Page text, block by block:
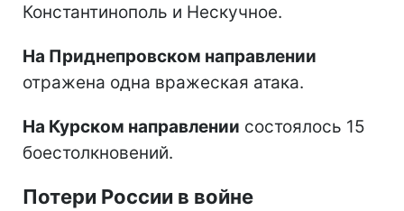
Константинополь и Нескучное.
На Приднепровском направлении
отражена одна вражеская атака.
На Курском направлении состоялось 15
боестолкновений.
Потери России в войне